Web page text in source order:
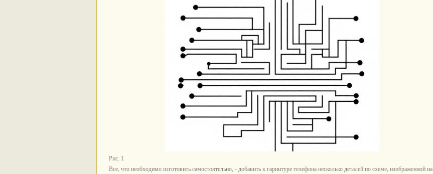
Рис. 1
Все, что необходимо изготовить самостоятельно, - добавить к гарнитуре телефона несколько деталей по схеме, изображенной на